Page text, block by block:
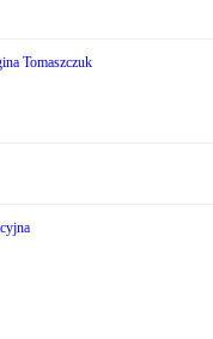
Tomaszczuk